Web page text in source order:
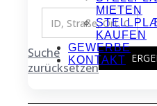
MIETEN
KAUFEN
GEWERBE
KONTAKT
Suche
zurücksetzen